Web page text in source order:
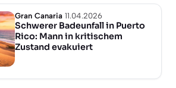
Gran Canaria 11.04.2026
Schwerer Badeunfall in Puerto
Rico: Mann in kritischem
Zustand evakuiert